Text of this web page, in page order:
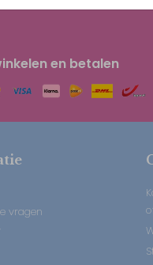
en betalen
vragen